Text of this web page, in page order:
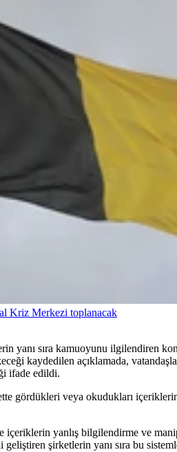
Kriz Merkezi toplanacak
yanı sıra kamuoyunu ilgilendiren
kaydedilen açıklamada,
ifade edildi.
gördükleri veya okudukları
içeriklerin yanlış bilgilendirme ve
şirketlerin yanı sıra bu